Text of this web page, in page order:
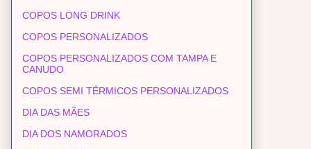
COPOS LONG DRINK
COPOS PERSONALIZADOS
COPOS PERSONALIZADOS COM TAMPA E
CANUDO
COPOS SEMI TÉRMICOS PERSONALIZADOS
DIA DAS MÃES
DIA DOS NAMORADOS